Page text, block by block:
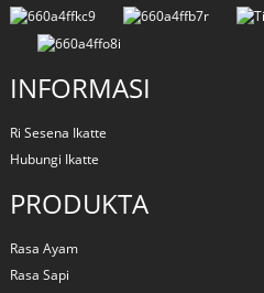
INFORMASI
Ri Sesena Ikatte
Hubungi Ikatte
PRODUKTA
Rasa Ayam
Rasa Sapi